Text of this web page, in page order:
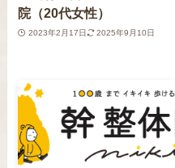
院（20代女性）
2023年2月17日 2025年9月10日